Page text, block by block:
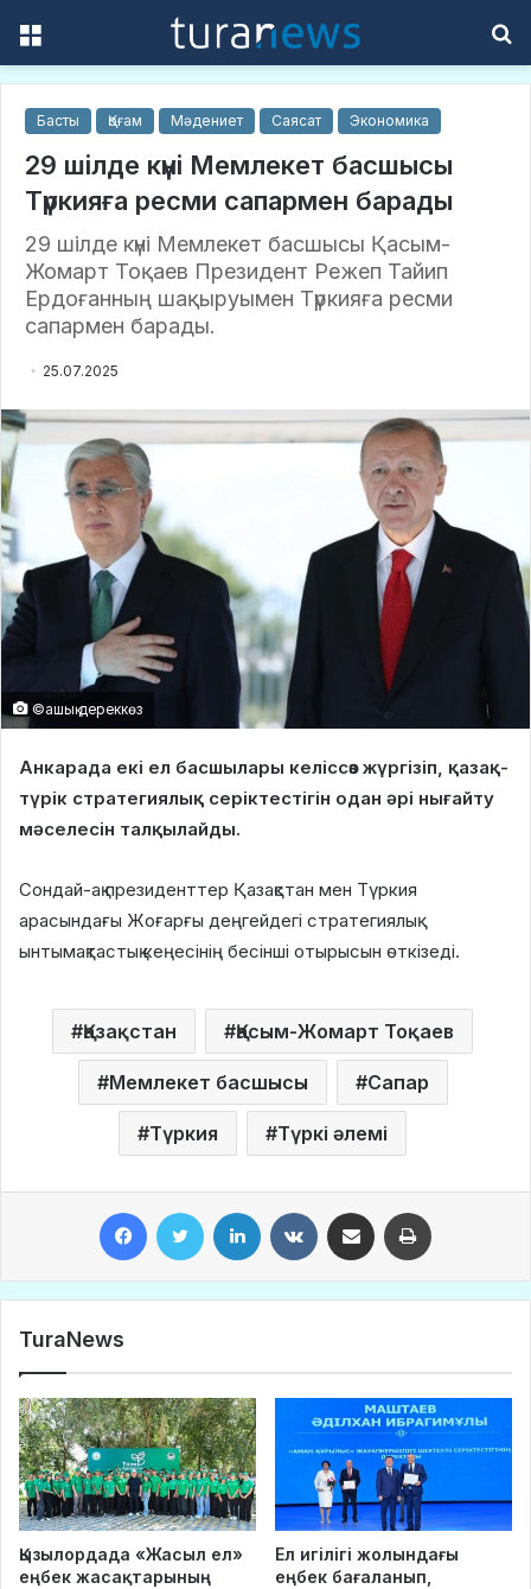
Басты Қоғам Мәдениет Саясат Экономика
29 шілде күні Мемлекет басшысы
Түркияға ресми сапармен барады
29 шілде күні Мемлекет басшысы Қасым-
Жомарт Тоқаев Президент Режеп Тайип
Ердоғанның шақыруымен Түркияға ресми
сапармен барады.
25.07.2025
©ашық дереккөз
Анкарада екі ел басшылары келіссөз жүргізіп, қазақ-
түрік стратегиялық серіктестігін одан әрі нығайту
мәселесін талқылайды.
Сондай-ақ президенттер Қазақстан мен Түркия
арасындағы Жоғарғы деңгейдегі стратегиялық
ынтымақтастық кеңесінің бесінші отырысын өткізеді.
Қазақстан Қасым-Жомарт Тоқаев
Мемлекет басшысы Сапар
Түркия Түркі әлемі
TuraNews
Қызылордада «Жасыл ел»
еңбек жасақтарының
Ел игілігі жолындағы
еңбек бағаланып,